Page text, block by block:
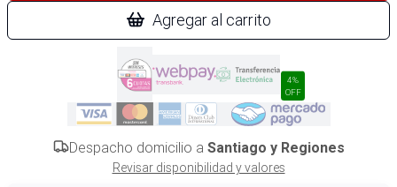
Agregar al carrito
4%
OFF
Despacho domicilio a Santiago y Regiones
Revisar disponibilidad y valores